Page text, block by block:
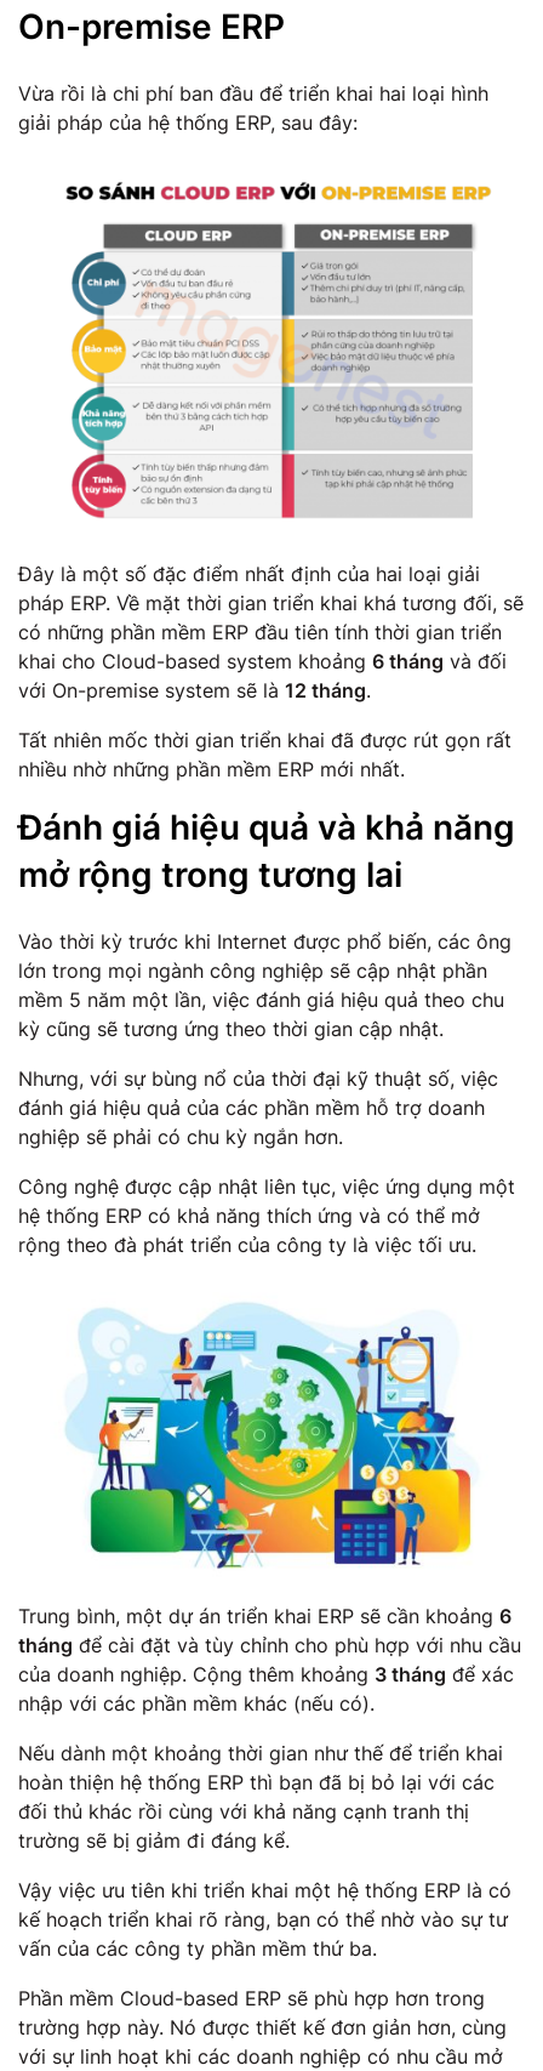
On-premise ERP
Vừa rồi là chi phí ban đầu để triển khai hai loại hình
giải pháp của hệ thống ERP, sau đây:
Đây là một số đặc điểm nhất định của hai loại giải
pháp ERP. Về mặt thời gian triển khai khá tương đối, sẽ
có những phần mềm ERP đầu tiên tính thời gian triển
khai cho Cloud-based system khoảng 6 tháng và đối
với On-premise system sẽ là 12 tháng.
Tất nhiên mốc thời gian triển khai đã được rút gọn rất
nhiều nhờ những phần mềm ERP mới nhất.
Đánh giá hiệu quả và khả năng
mở rộng trong tương lai
Vào thời kỳ trước khi Internet được phổ biến, các ông
lớn trong mọi ngành công nghiệp sẽ cập nhật phần
mềm 5 năm một lần, việc đánh giá hiệu quả theo chu
kỳ cũng sẽ tương ứng theo thời gian cập nhật.
Nhưng, với sự bùng nổ của thời đại kỹ thuật số, việc
đánh giá hiệu quả của các phần mềm hỗ trợ doanh
nghiệp sẽ phải có chu kỳ ngắn hơn.
Công nghệ được cập nhật liên tục, việc ứng dụng một
hệ thống ERP có khả năng thích ứng và có thể mở
rộng theo đà phát triển của công ty là việc tối ưu.
Trung bình, một dự án triển khai ERP sẽ cần khoảng 6
tháng để cài đặt và tùy chỉnh cho phù hợp với nhu cầu
của doanh nghiệp. Cộng thêm khoảng 3 tháng để xác
nhập với các phần mềm khác (nếu có).
Nếu dành một khoảng thời gian như thế để triển khai
hoàn thiện hệ thống ERP thì bạn đã bị bỏ lại với các
đối thủ khác rồi cùng với khả năng cạnh tranh thị
trường sẽ bị giảm đi đáng kể.
Vậy việc ưu tiên khi triển khai một hệ thống ERP là có
kế hoạch triển khai rõ ràng, bạn có thể nhờ vào sự tư
vấn của các công ty phần mềm thứ ba.
Phần mềm Cloud-based ERP sẽ phù hợp hơn trong
trường hợp này. Nó được thiết kế đơn giản hơn, cùng
với sự linh hoạt khi các doanh nghiệp có nhu cầu mở